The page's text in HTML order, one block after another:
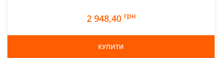
2 948,40 грн
КУПИТИ